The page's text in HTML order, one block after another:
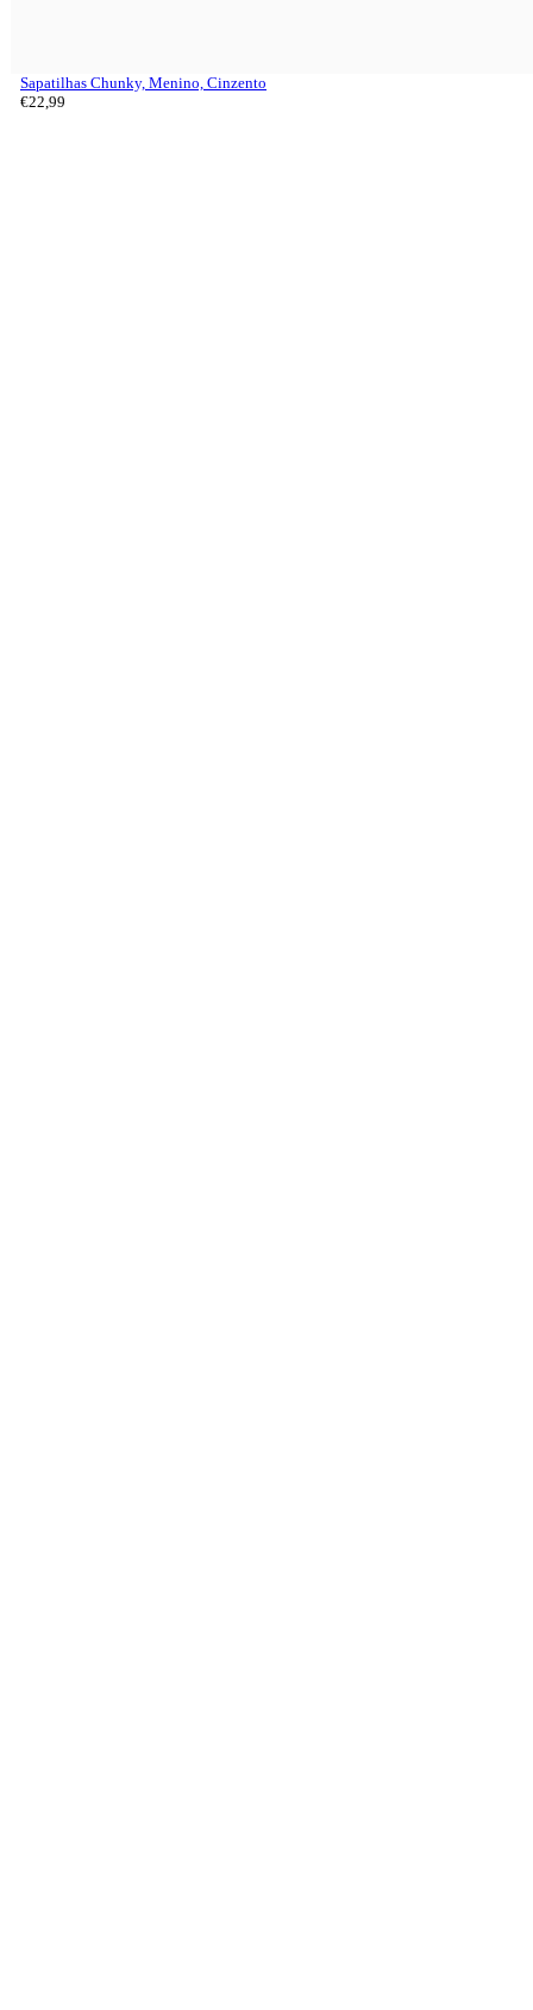
Sapatilhas Chunky, Menino, Cinzento
€22, 99